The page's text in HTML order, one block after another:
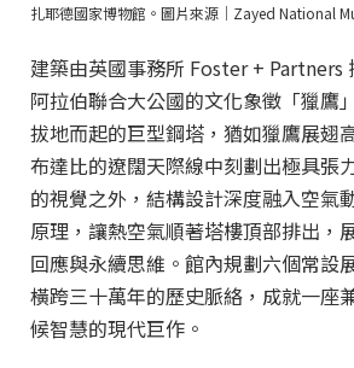
扎耶德國家博物館。圖片來源｜Zayed National
建築由英國事務所 Foster + Partners
阿拉伯聯合大公國的文化象徵「獵鷹
拔地而起的巨型鋼塔，猶如獵鷹展翅
布達比的遼闊天際線中刻劃出極具張
的視覺之外，結構設計深度融入空氣
原理，讓熱空氣順著塔樓頂部排出，
回應與永續思維。館內規劃六個常設
橫跨三十萬年的歷史脈絡，成就一座
候智慧的現代巨作。